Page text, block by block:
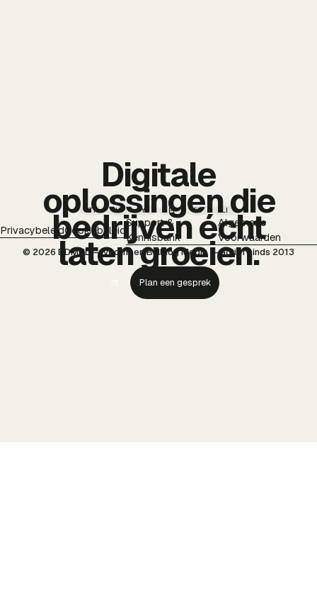
TT IG YT PI FB LI
PrivacybeleidCookiebeleid
Support &
Kennisbank
Algemene
Voorwaarden
© 2026 BDMNL — voorheen Bulldog Media — actief sinds 2013
Digitale
oplossingen die
bedrijven écht
laten groeien.
Plan een gesprek